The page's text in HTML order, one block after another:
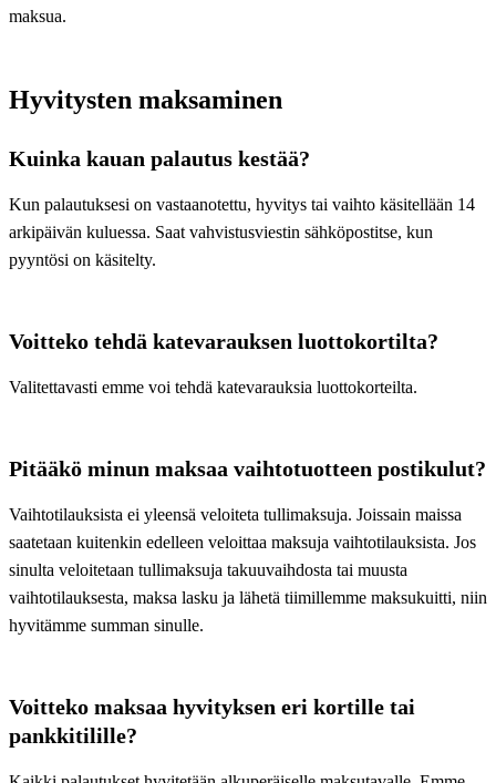
maksua.
Hyvitysten maksaminen
Kuinka kauan palautus kestää?
Kun palautuksesi on vastaanotettu, hyvitys tai vaihto käsitellään 14
arkipäivän kuluessa. Saat vahvistusviestin sähköpostitse, kun
pyyntösi on käsitelty.
Voitteko tehdä katevarauksen luottokortilta?
Valitettavasti emme voi tehdä katevarauksia luottokorteilta.
Pitääkö minun maksaa vaihtotuotteen postikulut?
Vaihtotilauksista ei yleensä veloiteta tullimaksuja. Joissain maissa
saatetaan kuitenkin edelleen veloittaa maksuja vaihtotilauksista. Jos
sinulta veloitetaan tullimaksuja takuuvaihdosta tai muusta
vaihtotilauksesta, maksa lasku ja lähetä tiimillemme maksukuitti, niin
hyvitämme summan sinulle.
Voitteko maksaa hyvityksen eri kortille tai
pankkitilille?